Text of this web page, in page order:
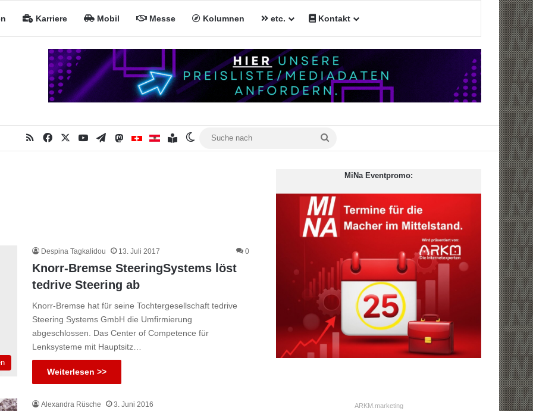
Karriere Mobil Messe Kolumnen etc. Kontakt
RSS Facebook YouTubeTelegramMastodonMiNa CHMiNa ATInhaltsverzeichnis
Skin umschalten
Despina Tagkalidou 13. Juli 2017 0
Knorr-Bremse SteeringSystems löst
tedrive Steering ab
Knorr-Bremse hat für seine Tochtergesellschaft tedrive
Steering Systems GmbH die Umfirmierung
abgeschlossen. Das Center of Competence für
Lenksysteme mit Hauptsitz…
Weiterlesen >>
Alexandra Rüsche 3. Juni 2016
MiNa Eventpromo:
ARKM.marketing